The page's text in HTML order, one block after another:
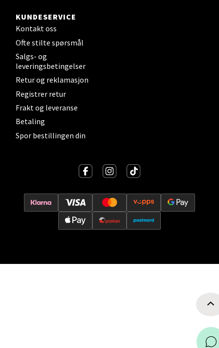
KUNDESERVICE
Kontakt oss
Ofte stilte spørsmål
Salgs- og
leveringsbetingelser
Retur og reklamasjon
Registrer retur
Frakt og leveranse
Betaling
Spor bestillingen din
Leirvik - Stord
Torgbakken 2, 5401 Stord
Åpent i dag 10-17
0 i butikk
Oslo - Thon Senter Storo
Vitaminveien 7 - 9, 0485 Oslo
Åpent i dag 10-21